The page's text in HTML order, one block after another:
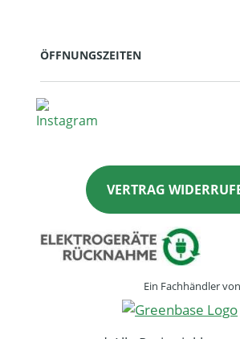
ÖFFNUNGSZEITEN
VERTRAG
Ein Fachhändler von